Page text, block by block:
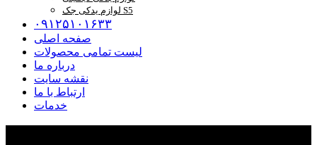
لوازم یدکی جک S5
۰۹۱۲۵۱۰۱۶۳۳
صفحه اصلی
لیست تمامی محصولات
درباره ما
نقشه سایت
ارتباط با ما
خدمات